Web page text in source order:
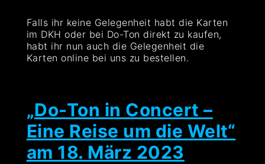
Falls ihr keine Gelegenheit habt die Karten
im DKH oder bei Do-Ton direkt zu kaufen,
habt ihr nun auch die Gelegenheit die
Karten online bei uns zu bestellen.
„Do-Ton in Concert –
Eine Reise um die Welt“
am 18. März 2023